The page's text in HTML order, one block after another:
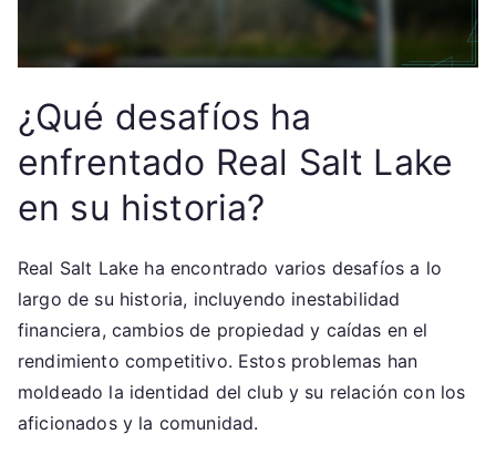
¿Qué desafíos ha
enfrentado Real Salt Lake
en su historia?
Real Salt Lake ha encontrado varios desafíos a lo
largo de su historia, incluyendo inestabilidad
financiera, cambios de propiedad y caídas en el
rendimiento competitivo. Estos problemas han
moldeado la identidad del club y su relación con los
aficionados y la comunidad.